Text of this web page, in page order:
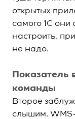
открытых
самого 1С они
настроить,
не надо.
Показатель
команды
Второе
слышим.